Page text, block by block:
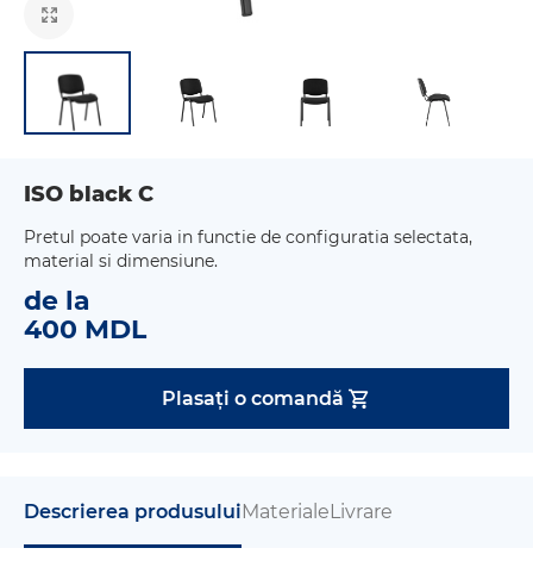
ISO black C
Pretul poate varia in functie de configuratia selectata,
material si dimensiune.
de la
400 MDL
Plasați o comandă
Descrierea produsuluiMaterialeLivrare